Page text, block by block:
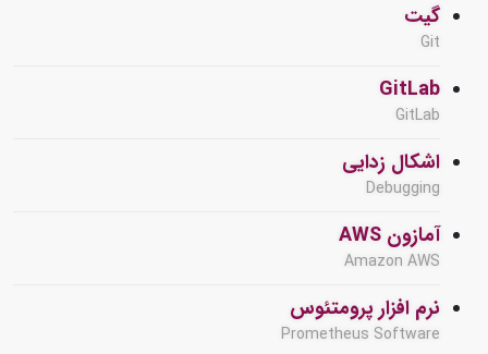
گیت
Git
GitLab
GitLab
اشکال زدایی
Debugging
آمازون AWS
Amazon AWS
نرم افزار پرومتئوس
Prometheus Software